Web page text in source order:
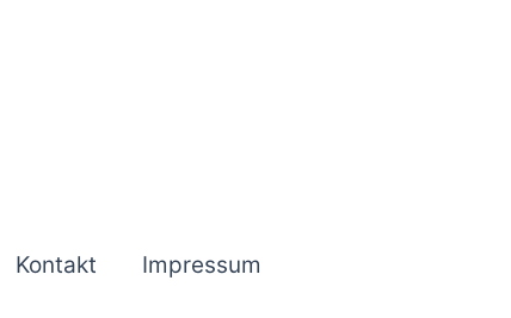
Kontakt Impressum